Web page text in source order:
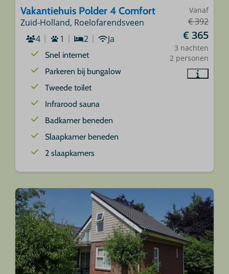
Vanaf
€ 392
€ 365
3 nachten
2 personen
Vakantiehuis Polder 4 Comfort
Zuid-Holland, Roelofarendsveen
4
1 2 Ja
Snel internet
Parkeren bij bungalow
Tweede toilet
Infrarood sauna
Badkamer beneden
Slaapkamer beneden
2 slaapkamers